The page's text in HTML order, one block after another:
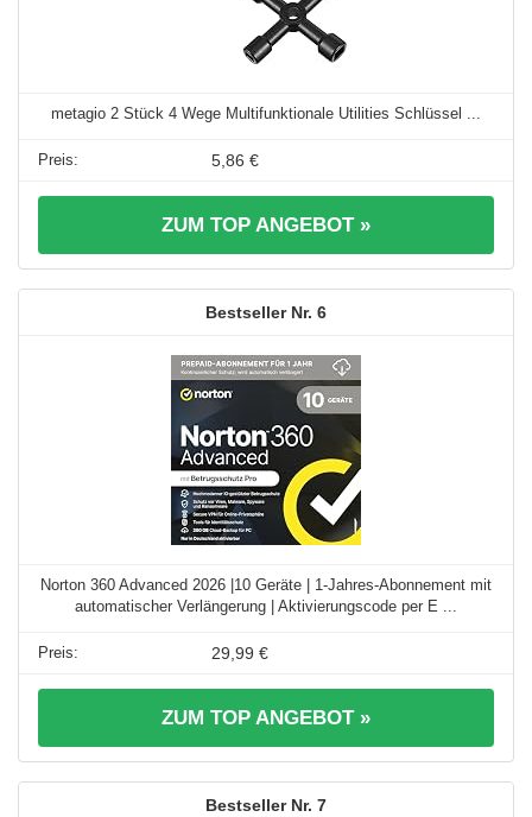
metagio 2 Stück 4 Wege Multifunktionale Utilities Schlüssel ...
5,86 €
ZUM TOP ANGEBOT »
6
Norton 360 Advanced 2026 |10 Geräte | 1-Jahres-Abonnement mit
automatischer Verlängerung | Aktivierungscode per E ...
29,99 €
ZUM TOP ANGEBOT »
7